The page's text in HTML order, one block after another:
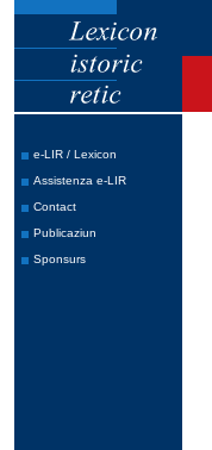
e-LIR / Lexicon
Assistenza e-LIR
Contact
Publicaziun
Sponsurs